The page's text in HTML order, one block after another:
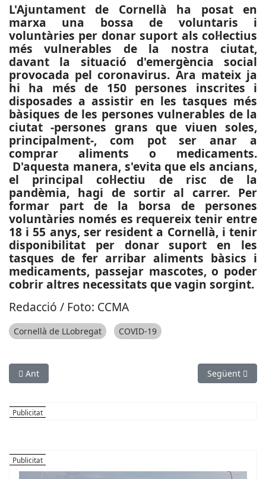
L'Ajuntament de Cornellà ha posat en
marxa una bossa de voluntaris i
voluntàries per donar suport als col·lectius
més vulnerables de la nostra ciutat,
davant la situació d'emergència social
provocada pel coronavirus. Ara mateix ja
hi ha més de 150 persones inscrites i
disposades a assistir en les tasques més
bàsiques de les persones vulnerables de la
ciutat -persones grans que viuen soles,
principalment-, com pot ser anar a
comprar aliments o medicaments.
D'aquesta manera, s'evita que els ancians,
el principal col·lectiu de risc de la
pandèmia, hagi de sortir al carrer. Per
formar part de la borsa de persones
voluntàries només es requereix tenir entre
18 i 55 anys, ser resident a Cornellà, i tenir
disponibilitat per donar suport en les
tasques de fer arribar aliments bàsics i
medicaments, passejar mascotes, o poder
cobrir altres necessitats que vagin sorgint.
Redacció / Foto: CCMA
Cornellà de LLobregat COVID-19
Article anterior: CRISI COVID-19: La intervenció policial a
Ant Article
Següent